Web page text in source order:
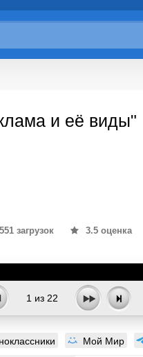
и её виды"
загрузок 3.5 оценка
1 из 22
Мой Мир